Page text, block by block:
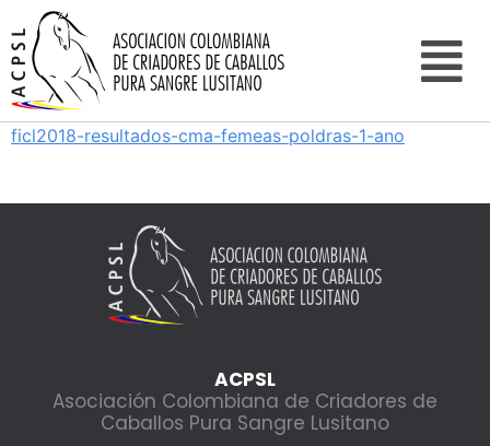
ficl2018-resultados-cma-femeas-poldras-1-ano
ACPSL
Asociación Colombiana de Criadores de
Caballos Pura Sangre Lusitano